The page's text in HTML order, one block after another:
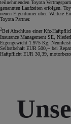
teilnehmenden Toyota
genannten Laufzeiten erfolgen.
neuen Eigentümer über. Weitere
Toyota Partner.
2Bei Abschluss einer Kfz-
Insurance Management SE,
Eigengewicht 1.975 Kg;
Selbstbehalt EUR 500,-- bei
Haftpflicht EUR 30,39,